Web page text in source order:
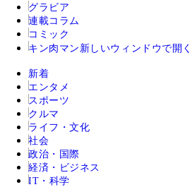
グラビア
連載コラム
コミック
キン肉マン 新しいウィンドウで開く
新着
エンタメ
スポーツ
クルマ
ライフ・文化
社会
政治・国際
経済・ビジネス
IT・科学